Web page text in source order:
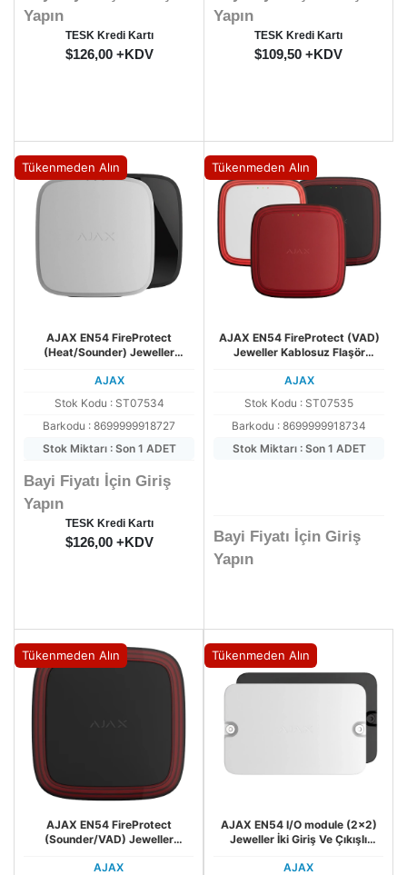
Yapın
TESK Kredi Kartı
$126,00 +KDV
Yapın
TESK Kredi Kartı
$109,50 +KDV
Tükenmeden Alın
AJAX EN54 FireProtect
(Heat/Sounder) Jeweller
AJAX
Stok Kodu : ST07534
Barkodu : 8699999918727
Stok Miktarı : Son 1 ADET
Bayi Fiyatı İçin Giriş
Yapın
TESK Kredi Kartı
$126,00 +KDV
Tükenmeden Alın
AJAX EN54 FireProtect (VAD)
Jeweller Kablosuz Flaşör
AJAX
Stok Kodu : ST07535
Barkodu : 8699999918734
Stok Miktarı : Son 1 ADET
Bayi Fiyatı İçin Giriş
Yapın
Tükenmeden Alın
AJAX EN54 FireProtect
(Sounder/VAD) Jeweller
AJAX
Tükenmeden Alın
AJAX EN54 I/O module (2x2)
Jeweller İki Giriş Ve Çıkışlı
AJAX